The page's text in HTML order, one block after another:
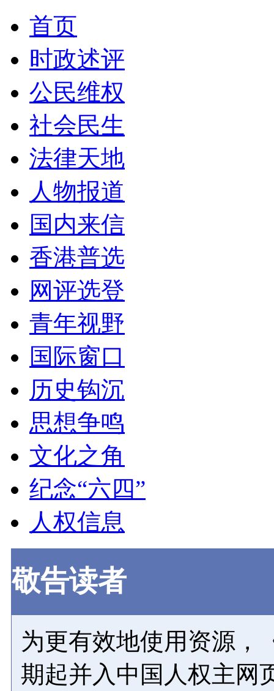
首页
时政述评
公民维权
社会民生
法律天地
人物报道
国内来信
香港普选
网评选登
青年视野
国际窗口
历史钩沉
思想争鸣
文化之角
纪念“六四”
人权信息
敬告读者
为更有效地使用资源，
期起并入中国人权主网